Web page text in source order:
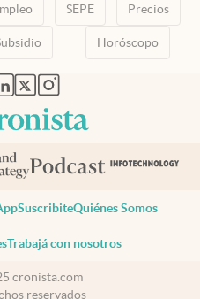
SEPE Precios
Horóscopo
nueva pestaña
en nueva pestaña
abre en nueva pestaña
abre en nueva pestaña
abre en nueva pestaña
SuscribiteQuiénes Somos
Trabajá con nosotros
cronista.com
reservados